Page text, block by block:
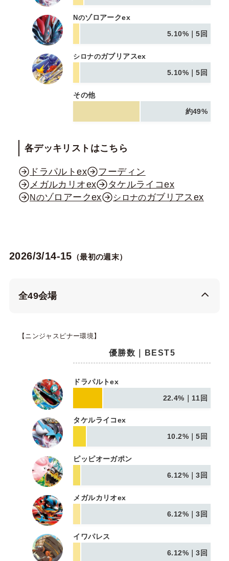
Nのゾロアークex
5.10%｜5回
シロナのガブリアスex
5.10%｜5回
その他
約49%
各デッキリストはこちら
ドラパルトex
フーディン
メガルカリオex
タケルライコex
Nのゾロアークex シロナのガブリアスex
2026/3/14-15 （最初の週末）
全49会場
【ニンジャスピナー環境】
優勝数｜BEST5
ドラパルトex
22.4%｜11回
タケルライコex
10.2%｜5回
ピッピオーガポン
6.12%｜3回
メガルカリオex
6.12%｜3回
イワパレス
6.12%｜3回